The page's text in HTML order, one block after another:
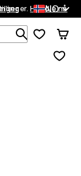
Handle nå
NO
Søk blant 1